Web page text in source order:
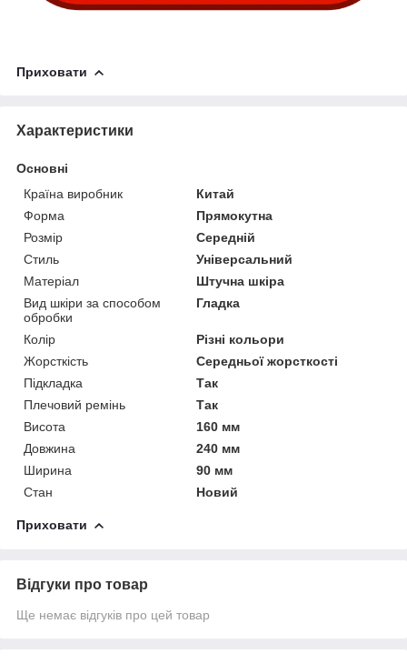
Приховати
Характеристики
Основні
Країна виробник
Китай
Форма
Прямокутна
Розмір
Середній
Стиль
Універсальний
Матеріал
Штучна шкіра
Вид шкіри за способом
обробки
Гладка
Колір
Різні кольори
Жорсткість
Середньої жорсткості
Підкладка
Так
Плечовий ремінь
Так
Висота
160 мм
Довжина
240 мм
Ширина
90 мм
Стан
Новий
Приховати
Відгуки про товар
Ще немає відгуків про цей товар